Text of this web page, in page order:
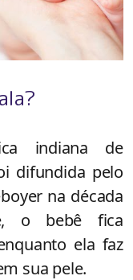
indiana de
difundida pelo
na década
o bebê fica
ela faz
sua pele.